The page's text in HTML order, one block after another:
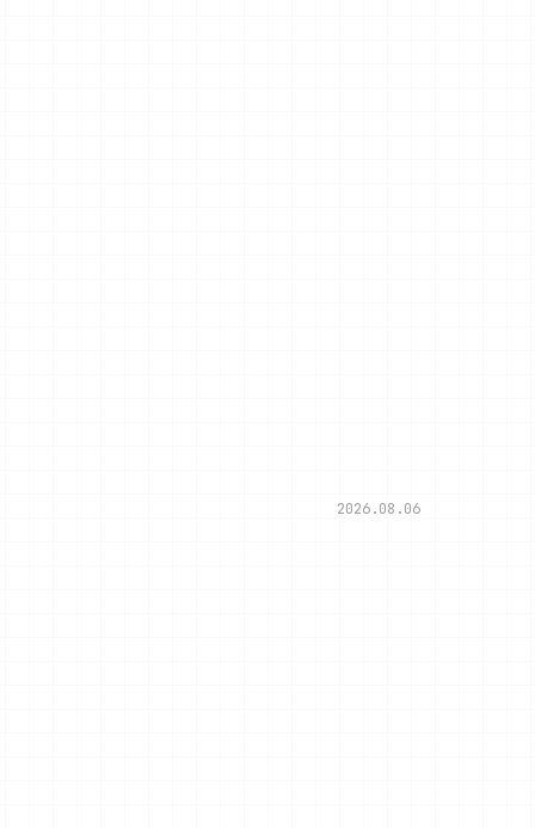
2026.08.06